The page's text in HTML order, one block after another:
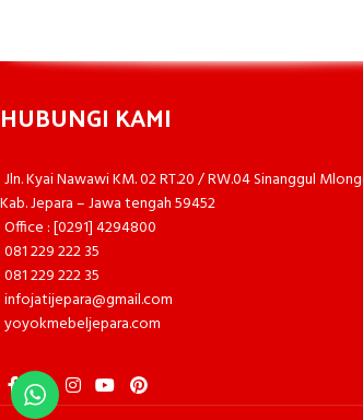
HUBUNGI KAMI
Jln. Kyai Nawawi KM. 02 RT.20 / RW.04 Sinanggul
Kab. Jepara – Jawa tengah 59452
Office : [0291] 4294800
081 229 222 35
081 229 222 35
infojatijepara@gmail.com
yoyokmebeljepara.com